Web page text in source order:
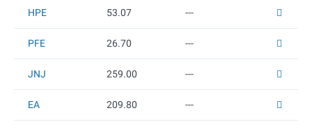
HPE 53.07 ---
PFE 26.70 ---
JNJ 259.00 ---
EA 209.80 ---